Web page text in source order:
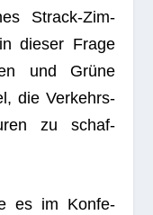
Strack-Zim­
die­ser Frage
und Grüne
die Ver­kehrs­
zu schaf­
es im Kon­fe­